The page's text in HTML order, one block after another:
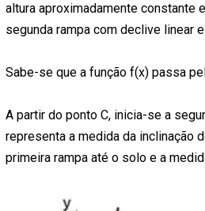
altura aproximadamente constante
segunda rampa com declive linear
Sabe-se que a função f(x) passa
A partir do ponto C, inicia-se a
representa a medida da inclinação
primeira rampa até o solo e a